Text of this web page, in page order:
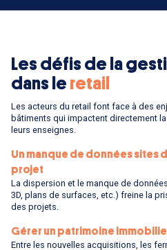
Les défis de la
dans le retail
Les acteurs du retail font face à des
bâtiments qui impactent directement
leurs enseignes.
Un manque de données sites
projet
La dispersion et le manque de
3D, plans de surfaces, etc.) freine la
des projets.
Gérer un patrimoine
Entre les nouvelles acquisitions, les